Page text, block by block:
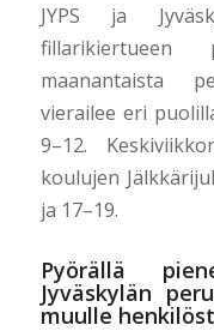
JYPS ja
fillarikiertueen
maanantaista
vierailee eri
9–12.
koulujen
ja 17–19.
Pyörällä
Jyväskylän
muulle